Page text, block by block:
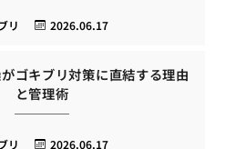
2026.06.17
リ
ゴキブリ対策に直結する理由
と管理術
2026.06.17
リ